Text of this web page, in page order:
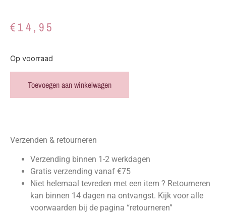
€14,95
Op voorraad
Toevoegen aan winkelwagen
Verzenden & retourneren
Verzending binnen 1-2 werkdagen
Gratis verzending vanaf €75
Niet helemaal tevreden met een item ? Retourneren
kan binnen 14 dagen na ontvangst. Kijk voor alle
voorwaarden bij de pagina “retourneren”